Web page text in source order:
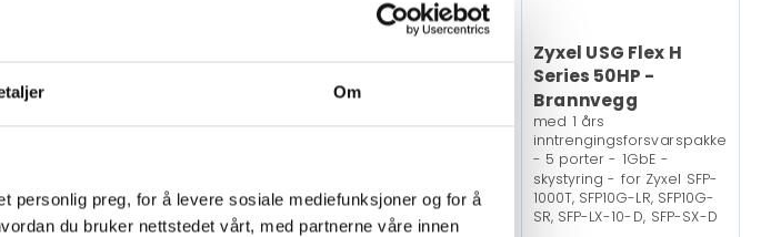
Om
personlig preg, for å levere sosiale mediefunksjoner og for å
du bruker nettstedet vårt, med partnerne våre innen
Brannvegg - 1GbE
Zyxel USG Flex 50 -
Brannvegg - 1GbE -
skystyring
Zyxel USG Flex H
Series 50HP -
Brannvegg
med 1 års
inntrengingsforsvarspakke
- 5 porter - 1GbE -
skystyring - for Zyxel SFP-
1000T, SFP10G-LR, SFP10G-
SR, SFP-LX-10-D, SFP-SX-D